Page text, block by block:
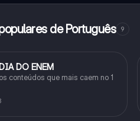
de Português 9
DO ENEM
conteúdos que mais caem no 1